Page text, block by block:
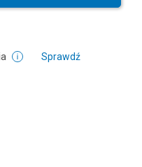
Sprawdź